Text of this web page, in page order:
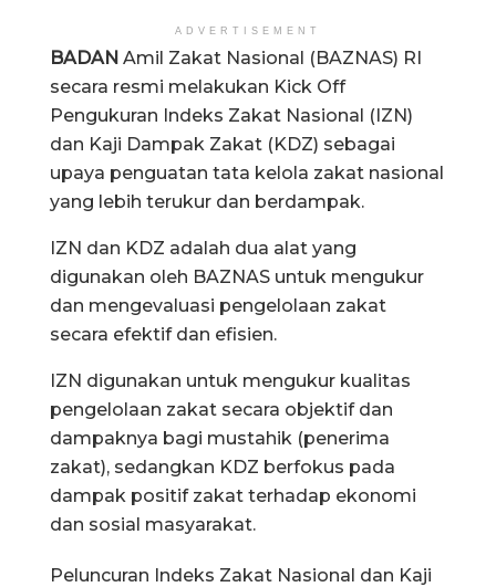
ADVERTISEMENT
BADAN Amil Zakat Nasional (BAZNAS) RI
secara resmi melakukan Kick Off
Pengukuran Indeks Zakat Nasional (IZN)
dan Kaji Dampak Zakat (KDZ) sebagai
upaya penguatan tata kelola zakat nasional
yang lebih terukur dan berdampak.
IZN dan KDZ adalah dua alat yang
digunakan oleh BAZNAS untuk mengukur
dan mengevaluasi pengelolaan zakat
secara efektif dan efisien.
IZN digunakan untuk mengukur kualitas
pengelolaan zakat secara objektif dan
dampaknya bagi mustahik (penerima
zakat), sedangkan KDZ berfokus pada
dampak positif zakat terhadap ekonomi
dan sosial masyarakat.
Peluncuran Indeks Zakat Nasional dan Kaji